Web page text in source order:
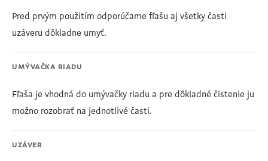
Pred prvým použitím odporúčame fľašu aj všetky časti
uzáveru dôkladne umyť.
UMÝVAČKA RIADU
Fľaša je vhodná do umývačky riadu a pre dôkladné čistenie ju
možno rozobrať na jednotlivé časti.
UZÁVER